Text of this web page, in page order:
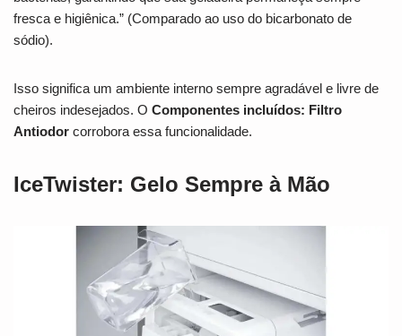
fresca e higiênica.” (Comparado ao uso do bicarbonato de
sódio).
Isso significa um ambiente interno sempre agradável e livre de
cheiros indesejados. O Componentes incluídos: Filtro
Antiodor corrobora essa funcionalidade.
IceTwister: Gelo Sempre à Mão